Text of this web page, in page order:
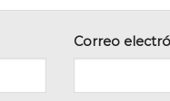
Correo